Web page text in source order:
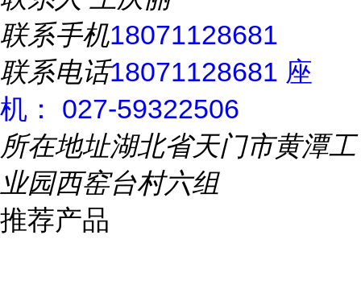
联系手机18071128681
联系电话18071128681 座
机： 027-59322506
所在地址湖北省天门市黄潭工
业园西窑台村六组
推荐产品